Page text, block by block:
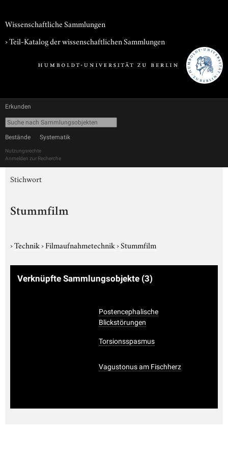
Wissenschaftliche Sammlungen
› Teil-Katalog der wissenschaftlichen Sammlungen
Erkunden
Bestände Systematik
Nutzungsrechte
Anmelden zur Recherche
Stichwort
Stummfilm
›Technik›Filmaufnahmetechnik›Stummfilm
Verknüpfte Sammlungsobjekte (3)
Postencephalische
Blickstörungen
Torsionsspasmus
Vagustonus am Fischherz